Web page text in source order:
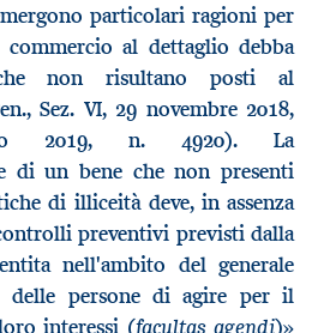
particolari ragioni per
al dettaglio debba
non risultano posti al
Sez. VI, 29 novembre 2018,
2019, n. 4920). La
di un bene che non presenti
di illiceità deve, in assenza
preventivi previsti dalla
nell'ambito del generale
delle persone di agire per il
interessi (facultas agendi)»